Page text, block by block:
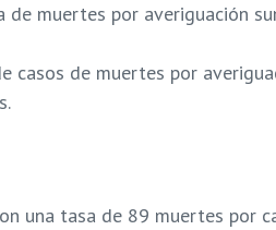
muertes por averiguación
casos de muertes por
una tasa de 89 muertes por